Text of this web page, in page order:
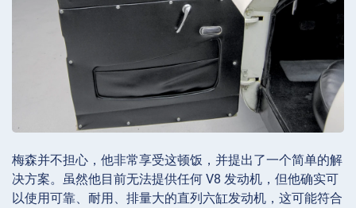
梅森并不担心，他非常享受这顿饭，并提出了一个简单的解
决方案。虽然他目前无法提供任何 V8 发动机，但他确实可
以使用可靠、耐用、排量大的直列六缸发动机，这可能符合